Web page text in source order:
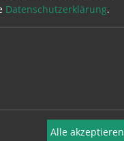
Datenschutzerklärung.
Alle akzeptieren